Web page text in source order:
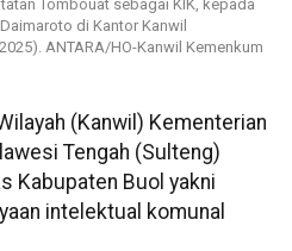
Tombouat sebagai KIK, kepada
di Kantor Kanwil
ANTARA/HO-Kanwil Kemenkum
(Kanwil) Kementerian
Tengah (Sulteng)
Kabupaten Buol yakni
intelektual komunal